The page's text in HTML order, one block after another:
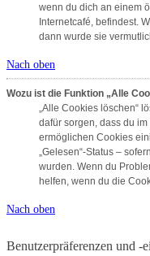
wenn du dich an einem
Internetcafé, befindest.
dann wurde sie
Nach oben
Wozu ist die Funktion „Alle
„Alle Cookies löschen“
dafür sorgen, dass du
ermöglichen Cookies
„Gelesen“-Status –
wurden. Wenn du
helfen, wenn du die
Nach oben
Benutzerpräferenzen und -